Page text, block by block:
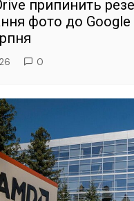
припинить
фото до Google
0